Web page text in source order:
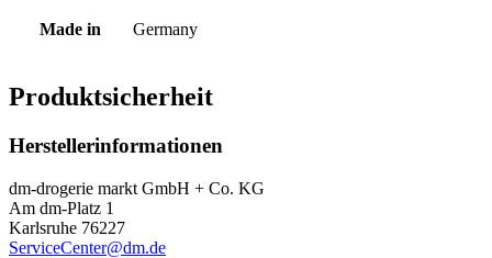
Made in Germany
Produktsicherheit
Herstellerinformationen
dm-drogerie markt GmbH + Co. KG
Am dm-Platz 1
Karlsruhe 76227
ServiceCenter@dm.de